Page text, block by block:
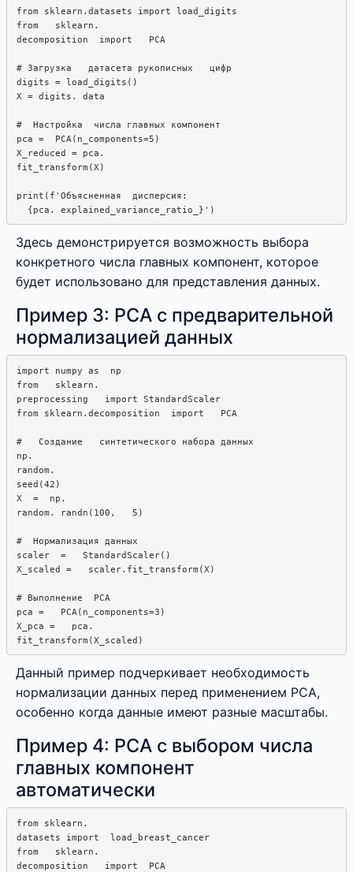
from sklearn.datasets import load_digits
from   sklearn.
decomposition  import   PCA
# Загрузка   датасета рукописных   цифр
digits = load_digits()
X = digits. data
#  Настройка  числа главных компонент
pca =  PCA(n_components=5)
X_reduced = pca.
fit_transform(X)
print(f'Объясненная  дисперсия:
Здесь демонстрируется возможность выбора
конкретного числа главных компонент, которое
будет использовано для представления данных.
Пример 3: PCA с предварительной
нормализацией данных
import numpy as  np
from   sklearn.
preprocessing   import StandardScaler
from sklearn.decomposition  import   PCA
#   Создание   синтетического набора данных
np.
random.
seed(42)
X  =  np.
random. randn(100,   5)
#  Нормализация данных
scaler  =   StandardScaler()
X_scaled =   scaler.fit_transform(X)
# Выполнение  PCA
pca =   PCA(n_components=3)
X_pca =   pca.
Данный пример подчеркивает необходимость
нормализации данных перед применением PCA,
особенно когда данные имеют разные масштабы.
Пример 4: PCA с выбором числа
главных компонент
автоматически
from sklearn.
datasets import  load_breast_cancer
from   sklearn.
decomposition   import  PCA